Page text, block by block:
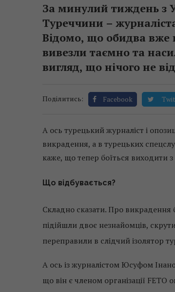
За минулий тиждень з
Туреччини –
Відомо, що обидва вже
вивезли таємно та
вигляд, що нічого не
Поділитись: Facebook
А ось турецький журналіст і
викрадення, а в турецьких
каже, що тепер боїться виходити
Що відбувається?
Складно сказати. Про викрадення
підійшли двоє незнайомців,
переправили в слідчий ізолятор
А ось із журналістом Юсуфом
що він є членом організації